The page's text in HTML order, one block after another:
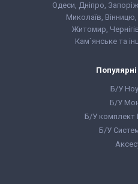
Одеси, Дніпро,
Миколаїв,
Житомир,
Кам`янське та
Популярні
Б/У
Б/У
Б/У комплект
Б/У